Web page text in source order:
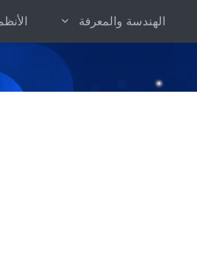
الهندسة والمعرفة